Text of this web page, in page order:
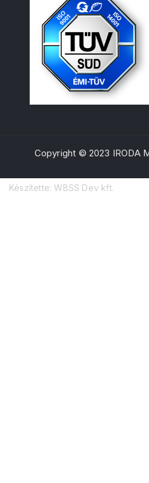
Copyright © 2023 IRODA
Készítette: WBSS Dev kft.